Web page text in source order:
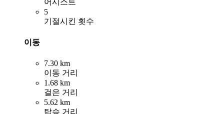
어시스트
5
기절시킨 횟수
이동
7.30 km
이동 거리
1.68 km
걸은 거리
5.62 km
탑승 거리